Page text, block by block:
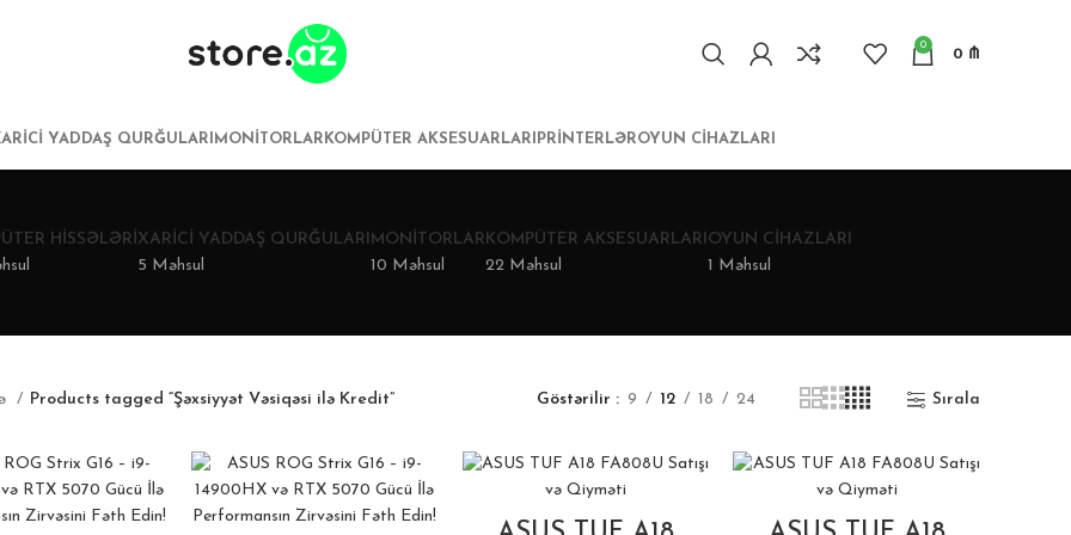
0
0 ₼
YADDAŞ QURĞULARI MONITORLAR KOMPÜTER AKSESUARLARI PRINTERLƏROYUN CIHAZLARI
HISSƏLƏRIXARICI YADDAŞ QURĞULARI
5 Məhsul
MONITORLAR
10 Məhsul
KOMPÜTER AKSESUARLARI
22 Məhsul
OYUN CIHAZLARI
1 Məhsul
Products tagged “Şəxsiyyət Vəsiqəsi ilə Kredit” Göstərilir 9 12 18 24 Sırala